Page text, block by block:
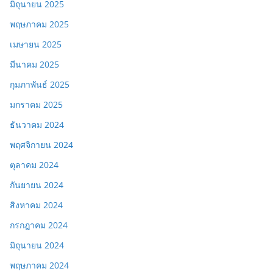
มิถุนายน 2025
พฤษภาคม 2025
เมษายน 2025
มีนาคม 2025
กุมภาพันธ์ 2025
มกราคม 2025
ธันวาคม 2024
พฤศจิกายน 2024
ตุลาคม 2024
กันยายน 2024
สิงหาคม 2024
กรกฎาคม 2024
มิถุนายน 2024
พฤษภาคม 2024